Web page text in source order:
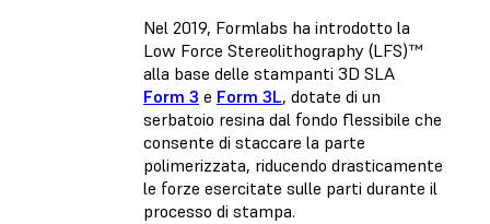
Nel 2019, Formlabs ha introdotto la
Low Force Stereolithography (LFS)™
alla base delle stampanti 3D SLA
Form 3 e Form 3L, dotate di un
serbatoio resina dal fondo flessibile che
consente di staccare la parte
polimerizzata, riducendo drasticamente
le forze esercitate sulle parti durante il
processo di stampa.